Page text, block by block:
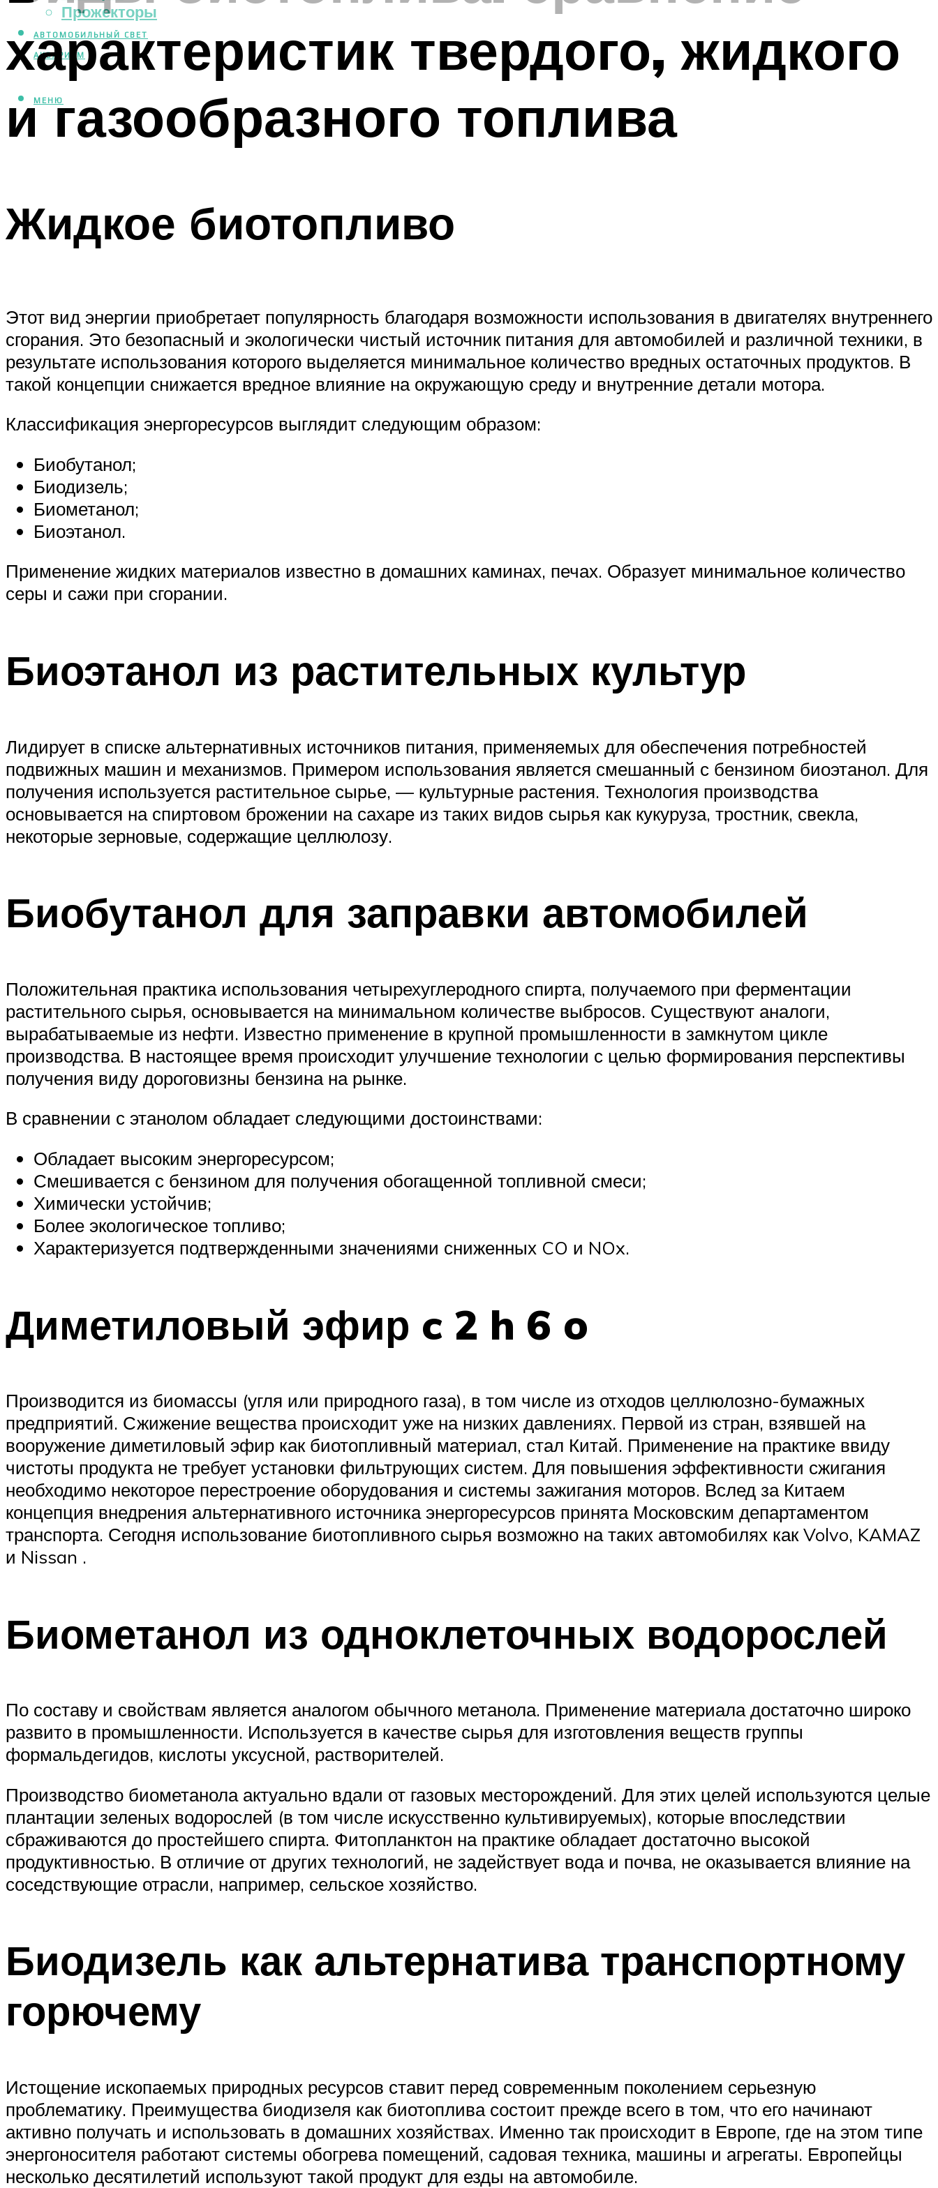
Прожекторы
АВТОМОБИЛЬНЫЙ СВЕТ
АКВАРИУМ
МЕНЮ
характеристик твердого, жидкого
и газообразного топлива
Жидкое биотопливо
Этот вид энергии приобретает популярность благодаря возможности использования в двигателях внутреннего
сгорания. Это безопасный и экологически чистый источник питания для автомобилей и различной техники, в
результате использования которого выделяется минимальное количество вредных остаточных продуктов. В
такой концепции снижается вредное влияние на окружающую среду и внутренние детали мотора.
Классификация энергоресурсов выглядит следующим образом:
Биобутанол;
Биодизель;
Биометанол;
Биоэтанол.
Применение жидких материалов известно в домашних каминах, печах. Образует минимальное количество
серы и сажи при сгорании.
Биоэтанол из растительных культур
Лидирует в списке альтернативных источников питания, применяемых для обеспечения потребностей
подвижных машин и механизмов. Примером использования является смешанный с бензином биоэтанол. Для
получения используется растительное сырье, — культурные растения. Технология производства
основывается на спиртовом брожении на сахаре из таких видов сырья как кукуруза, тростник, свекла,
некоторые зерновые, содержащие целлюлозу.
Биобутанол для заправки автомобилей
Положительная практика использования четырехуглеродного спирта, получаемого при ферментации
растительного сырья, основывается на минимальном количестве выбросов. Существуют аналоги,
вырабатываемые из нефти. Известно применение в крупной промышленности в замкнутом цикле
производства. В настоящее время происходит улучшение технологии с целью формирования перспективы
получения виду дороговизны бензина на рынке.
В сравнении с этанолом обладает следующими достоинствами:
Обладает высоким энергоресурсом;
Смешивается с бензином для получения обогащенной топливной смеси;
Химически устойчив;
Более экологическое топливо;
Характеризуется подтвержденными значениями сниженных CO и NOx.
Диметиловый эфир c 2 h 6 o
Производится из биомассы (угля или природного газа), в том числе из отходов целлюлозно-бумажных
предприятий. Сжижение вещества происходит уже на низких давлениях. Первой из стран, взявшей на
вооружение диметиловый эфир как биотопливный материал, стал Китай. Применение на практике ввиду
чистоты продукта не требует установки фильтрующих систем. Для повышения эффективности сжигания
необходимо некоторое перестроение оборудования и системы зажигания моторов. Вслед за Китаем
концепция внедрения альтернативного источника энергоресурсов принята Московским департаментом
транспорта. Сегодня использование биотопливного сырья возможно на таких автомобилях как Volvo, KAMAZ
и Nissan .
Биометанол из одноклеточных водорослей
По составу и свойствам является аналогом обычного метанола. Применение материала достаточно широко
развито в промышленности. Используется в качестве сырья для изготовления веществ группы
формальдегидов, кислоты уксусной, растворителей.
Производство биометанола актуально вдали от газовых месторождений. Для этих целей используются целые
плантации зеленых водорослей (в том числе искусственно культивируемых), которые впоследствии
сбраживаются до простейшего спирта. Фитопланктон на практике обладает достаточно высокой
продуктивностью. В отличие от других технологий, не задействует вода и почва, не оказывается влияние на
соседствующие отрасли, например, сельское хозяйство.
Биодизель как альтернатива транспортному
горючему
Истощение ископаемых природных ресурсов ставит перед современным поколением серьезную
проблематику. Преимущества биодизеля как биотоплива состоит прежде всего в том, что его начинают
активно получать и использовать в домашних хозяйствах. Именно так происходит в Европе, где на этом типе
энергоносителя работают системы обогрева помещений, садовая техника, машины и агрегаты. Европейцы
несколько десятилетий используют такой продукт для езды на автомобиле.